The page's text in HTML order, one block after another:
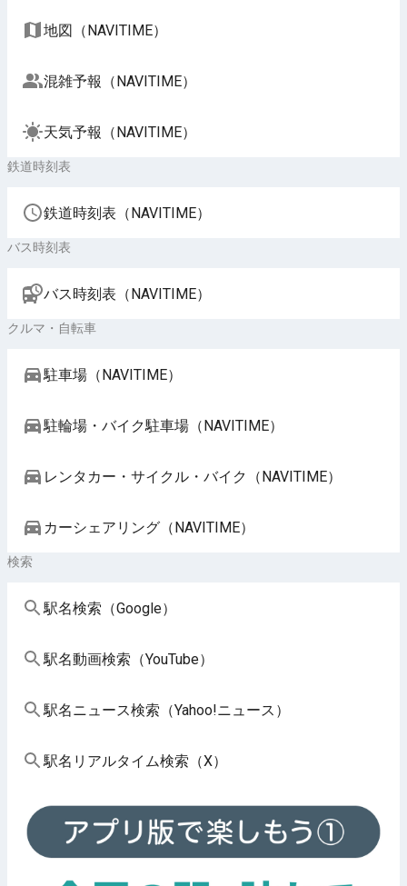
地図（NAVITIME）
混雑予報（NAVITIME）
天気予報（NAVITIME）
鉄道時刻表
鉄道時刻表（NAVITIME）
バス時刻表
バス時刻表（NAVITIME）
クルマ・自転車
駐車場（NAVITIME）
駐輪場・バイク駐車場（NAVITIME）
レンタカー・サイクル・バイク（NAVITIME）
カーシェアリング（NAVITIME）
検索
駅名検索（Google）
駅名動画検索（YouTube）
駅名ニュース検索（Yahoo!ニュース）
駅名リアルタイム検索（X）